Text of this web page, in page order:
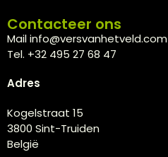
Contacteer ons
Mail info@versvanhetveld.com
Tel. +32 495 27 68 47
Adres
Kogelstraat 15
3800 Sint-Truiden
België